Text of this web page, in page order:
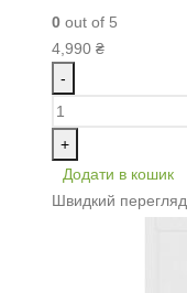
0 out of 5
4,990 ₴
-
+
Додати в кошик
Швидкий перегляд